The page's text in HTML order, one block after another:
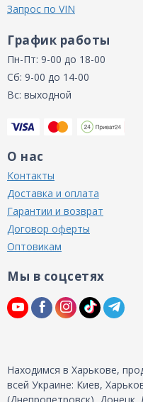
Запрос по VIN
График работы
Пн-Пт: 9-00 до 18-00
Сб: 9-00 до 14-00
Вс: выходной
О нас
Контакты
Доставка и оплата
Гарантии и возврат
Договор оферты
Оптовикам
Мы в соцсетях
Находимся в Харькове,
всей Украине: Киев,